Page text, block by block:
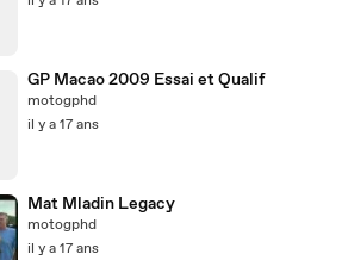
GP Macao 2009 Essai et Qualif
motogphd
il y a 17 ans
Mat Mladin Legacy
motogphd
il y a 17 ans